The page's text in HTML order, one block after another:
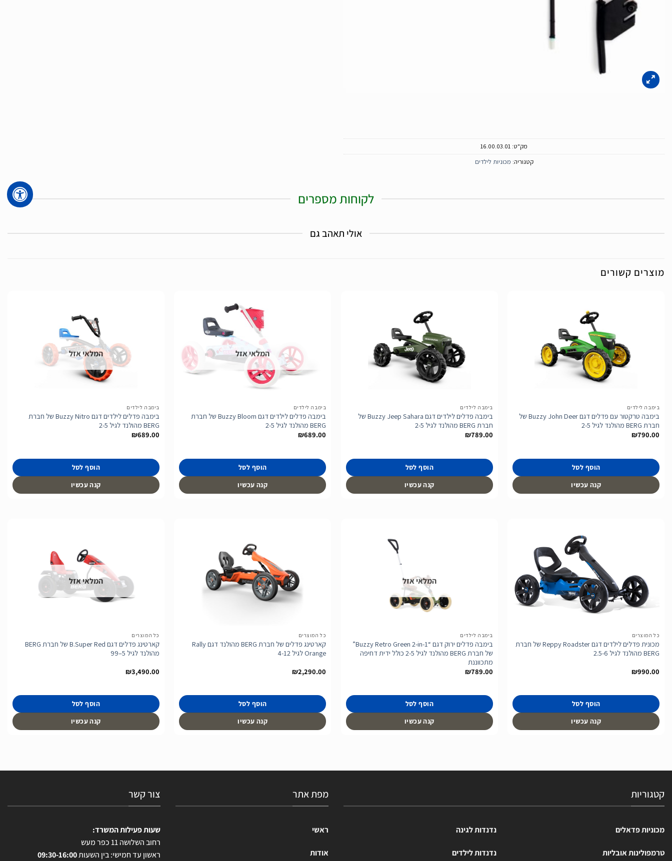
מק"ט: 16.00.03.01
קטגוריה: מכוניות לילדים
לקוחות מספרים
אולי תאהב גם
מוצרים קשורים
בימבה לילדים
בימבה טרקטור עם פדלים דגם Buzzy John Deer של
חברת BERG מהולנד לגיל 2-5
₪790.00
הוסף לסל
קנה עכשיו
בימבה לילדים
בימבה פדלים לילדים דגם Buzzy Jeep Sahara של
חברת BERG מהולנד לגיל 2-5
₪789.00
הוסף לסל
קנה עכשיו
לרשימת
המשאלות
המלאי אזל
בימבה לילדים
בימבה פדלים לילדים דגם Buzzy Bloom של חברת
BERG מהולנד לגיל 2-5
₪689.00
הוסף לסל
קנה עכשיו
המלאי אזל
בימבה לילדים
בימבה פדלים לילדים דגם Buzzy Nitro של חברת
BERG מהולנד לגיל 2-5
₪689.00
הוסף לסל
קנה עכשיו
לרשימת
המשאלות
כל המוצרים
מכונית פדלים לילדים דגם Reppy Roadster של חברת
BERG מהולנד לגיל 2.5-6
₪990.00
הוסף לסל
קנה עכשיו
המלאי אזל
בימבה לילדים
בימבה פדלים ירוק דגם “Buzzy Retro Green 2-in-1”
של חברת BERG מהולנד לגיל 2-5 כולל ידית דחיפה
מתכווננת
₪789.00
הוסף לסל
קנה עכשיו
כל המוצרים
קארטינג פדלים של חברת BERG מהולנד דגם Rally
Orange לגיל 4-12
₪2,290.00
הוסף לסל
קנה עכשיו
המלאי אזל
כל המוצרים
קארטינג פדלים דגם B.Super Red של חברת BERG
מהולנד לגיל 5–99
₪3,490.00
הוסף לסל
קנה עכשיו
קטגוריות
מכוניות פדאלים
טרמפולינות אובליות
נדנדות לגינה
נדנדות לילדים
מפת אתר
ראשי
אודות
צור קשר
שעות פעילות המשרד:
רחוב השלושה 11 כפר מעש
ראשון עד חמישי: בין השעות09:30-16:00